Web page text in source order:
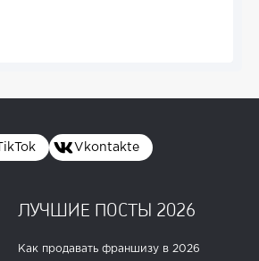
TikTok Vkontakte
ЛУЧШИЕ ПОСТЫ 2026
Как продавать франшизу в 2026